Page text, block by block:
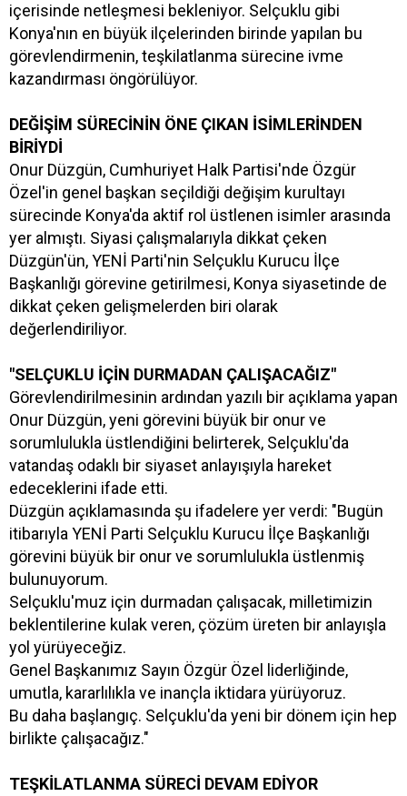
içerisinde netleşmesi bekleniyor. Selçuklu gibi
Konya'nın en büyük ilçelerinden birinde yapılan bu
görevlendirmenin, teşkilatlanma sürecine ivme
kazandırması öngörülüyor.
DEĞİŞİM SÜRECİNİN ÖNE ÇIKAN İSİMLERİNDEN
BİRİYDİ
Onur Düzgün, Cumhuriyet Halk Partisi'nde Özgür
Özel'in genel başkan seçildiği değişim kurultayı
sürecinde Konya'da aktif rol üstlenen isimler arasında
yer almıştı. Siyasi çalışmalarıyla dikkat çeken
Düzgün'ün, YENİ Parti'nin Selçuklu Kurucu İlçe
Başkanlığı görevine getirilmesi, Konya siyasetinde de
dikkat çeken gelişmelerden biri olarak
değerlendiriliyor.
"SELÇUKLU İÇİN DURMADAN ÇALIŞACAĞIZ"
Görevlendirilmesinin ardından yazılı bir açıklama yapan
Onur Düzgün, yeni görevini büyük bir onur ve
sorumlulukla üstlendiğini belirterek, Selçuklu'da
vatandaş odaklı bir siyaset anlayışıyla hareket
edeceklerini ifade etti.
Düzgün açıklamasında şu ifadelere yer verdi: "Bugün
itibarıyla YENİ Parti Selçuklu Kurucu İlçe Başkanlığı
görevini büyük bir onur ve sorumlulukla üstlenmiş
bulunuyorum.
Selçuklu'muz için durmadan çalışacak, milletimizin
beklentilerine kulak veren, çözüm üreten bir anlayışla
yol yürüyeceğiz.
Genel Başkanımız Sayın Özgür Özel liderliğinde,
umutla, kararlılıkla ve inançla iktidara yürüyoruz.
Bu daha başlangıç. Selçuklu'da yeni bir dönem için hep
birlikte çalışacağız."
TEŞKİLATLANMA SÜRECİ DEVAM EDİYOR